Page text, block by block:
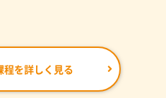
程を詳しく見る